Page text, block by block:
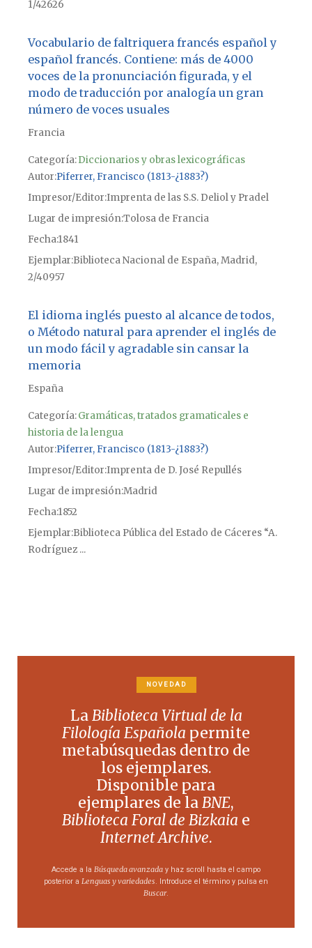
1/42626
Vocabulario de faltriquera francés español y
español francés. Contiene: más de 4000
voces de la pronunciación figurada, y el
modo de traducción por analogía un gran
número de voces usuales
Francia
Categoría:Diccionarios y obras lexicográficas
Autor Piferrer, Francisco (1813-¿1883?)
Impresor/Editor Imprenta de las S.S. Deliol y Pradel
Lugar de impresiónTolosa de Francia
Fecha1841
Ejemplar Biblioteca Nacional de España, Madrid,
2/40957
El idioma inglés puesto al alcance de todos,
o Método natural para aprender el inglés de
un modo fácil y agradable sin cansar la
memoria
España
Categoría:Gramáticas, tratados gramaticales e
historia de la lengua
Autor Piferrer, Francisco (1813-¿1883?)
Impresor/Editor Imprenta de D. José Repullés
Lugar de impresiónMadrid
Fecha1852
Ejemplar Biblioteca Pública del Estado de Cáceres “A.
Rodríguez ...
NOVEDAD
LaBiblioteca Virtual de la
Filología Española permite
metabúsquedas dentro de
los ejemplares.
Disponible para
ejemplares de laBNE,
Biblioteca Foral de Bizkaia e
Internet Archive.
Accede a la Búsqueda avanzada y haz scroll hasta el campo
posterior a Lenguas y variedades. Introduce el término y pulsa en
Buscar.